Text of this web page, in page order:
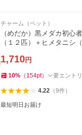
チャーム（ペット）
（めだか）黒メダカ初
（１２匹）＋ヒメタニシ（
1,710円
10% （ 154pt） 要エント
4.22（9件）
最短明日お届け